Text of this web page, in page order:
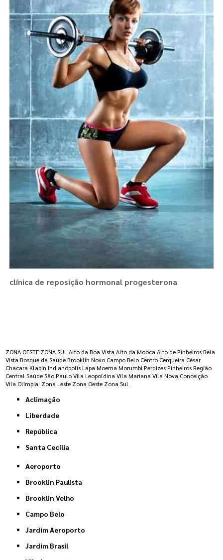
clínica de reposição hormonal progesterona
ZONA OESTE ZONA SUL Alto da Boa Vista Alto da Mooca Alto de Pinheiros Bela
Vista Bosque da Saúde Brooklin Novo Campo Belo Centro Cerqueira César
Chacara Klabin Indianópolis Lapa Moema Morumbi Perdizes Pinheiros Região
Central Saúde São Paulo Vila Leopoldina Vila Mariana Vila Nova Conceição
Vila Olímpia Zona Leste Zona Oeste Zona Sul
Aclimação
Liberdade
República
Santa Cecília
Aeroporto
Brooklin Paulista
Brooklin Velho
Campo Belo
Jardim Aeroporto
Jardim Brasil